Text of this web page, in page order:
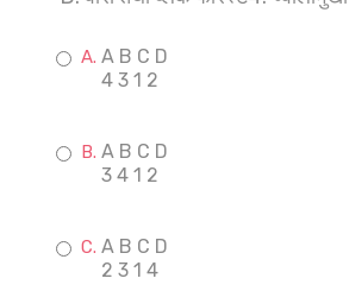
A B C D
4 3 1 2
A B C D
3 4 1 2
A B C D
2 3 1 4